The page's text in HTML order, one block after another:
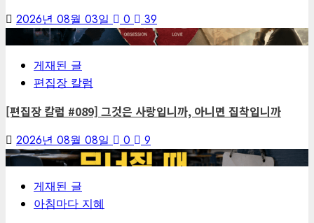
2026년 08월 03일 0
39
게재된 글
편집장 칼럼
[편집장 칼럼 #089] 그것은 사랑입니까, 아니면 집착입니까
2026년 08월 08일 0
9
2
게재된 글
아침마다 지혜